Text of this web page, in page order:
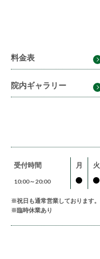
料金表
院内ギャラリー
受付時間 月 火
10:00～20:00
※祝日も通常営業しております。
※臨時休業あり